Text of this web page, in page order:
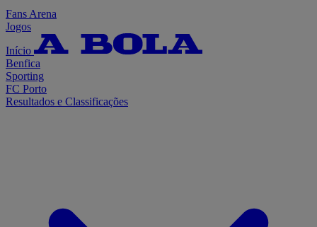
Fans Arena
Jogos
Início
Benfica
Sporting
FC Porto
Resultados e Classificações